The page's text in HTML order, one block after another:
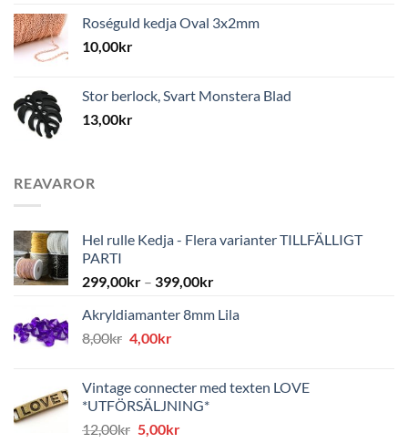
Roséguld kedja Oval 3x2mm
10,00kr
Stor berlock, Svart Monstera Blad
13,00kr
REAVAROR
Hel rulle Kedja - Flera varianter TILLFÄLLIGT
PARTI
299,00kr – 399,00kr
Akryldiamanter 8mm Lila
8,00kr Det
var:
8,00kr.
4,00krDet
är:
4,00kr.
Vintage connecter med texten LOVE
*UTFÖRSÄLJNING*
12,00kr Det
5,00krDet